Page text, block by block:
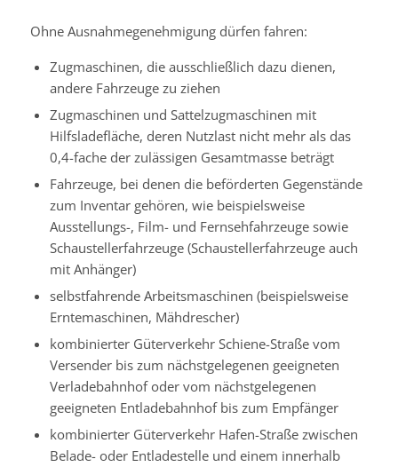
Ohne Ausnahmegenehmigung dürfen fahren:
Zugmaschinen, die ausschließlich dazu dienen,
andere Fahrzeuge zu ziehen
Zugmaschinen und Sattelzugmaschinen mit
Hilfsladefläche, deren Nutzlast nicht mehr als das
0,4-fache der zulässigen Gesamtmasse beträgt
Fahrzeuge, bei denen die beförderten Gegenstände
zum Inventar gehören, wie beispielsweise
Ausstellungs-, Film- und Fernsehfahrzeuge sowie
Schaustellerfahrzeuge (Schaustellerfahrzeuge auch
mit Anhänger)
selbstfahrende Arbeitsmaschinen (beispielsweise
Erntemaschinen, Mähdrescher)
kombinierter Güterverkehr Schiene-Straße vom
Versender bis zum nächstgelegenen geeigneten
Verladebahnhof oder vom nächstgelegenen
geeigneten Entladebahnhof bis zum Empfänger
kombinierter Güterverkehr Hafen-Straße zwischen
Belade- oder Entladestelle und einem innerhalb